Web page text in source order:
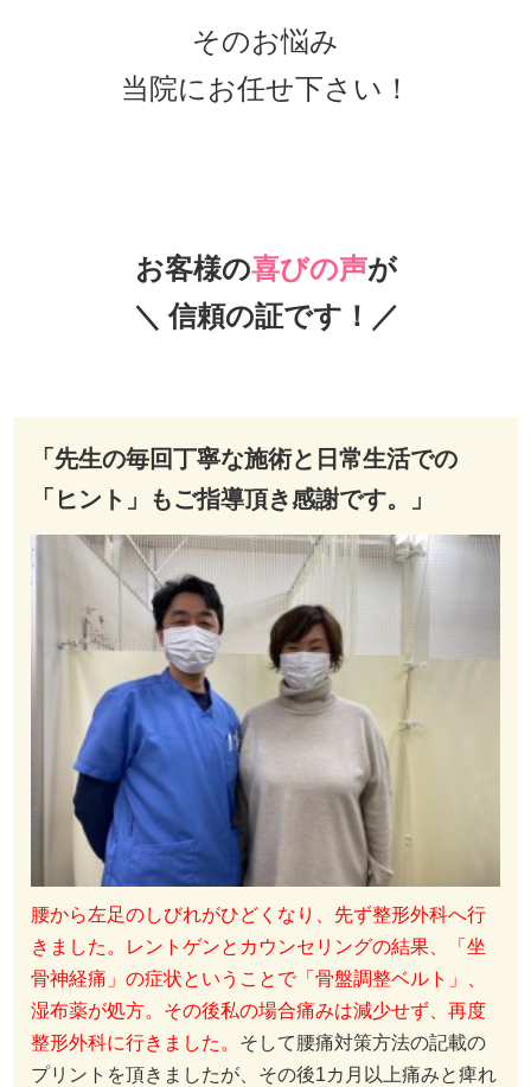
そのお悩み
当院にお任せ下さい！
お客様の喜びの声が
＼ 信頼の証です！／
「先生の毎回丁寧な施術と日常生活での
「ヒント」もご指導頂き感謝です。」
腰から左足のしびれがひどくなり、先ず整形外科へ行
きました。レントゲンとカウンセリングの結果、「坐
骨神経痛」の症状ということで「骨盤調整ベルト」、
湿布薬が処方。その後私の場合痛みは減少せず、再度
整形外科に行きました。 そして腰痛対策方法の記載の
プリントを頂きましたが、その後1カ月以上痛みと痺れ